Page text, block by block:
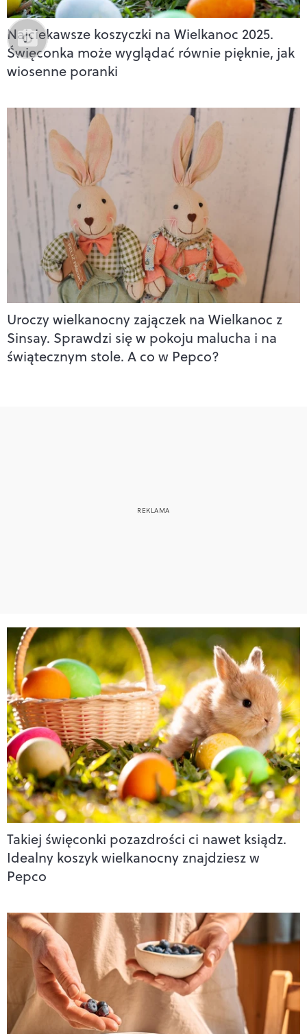
Najciekawsze koszyczki na Wielkanoc 2025.
Święconka może wyglądać równie pięknie, jak
wiosenne poranki
Uroczy wielkanocny zajączek na Wielkanoc z
Sinsay. Sprawdzi się w pokoju malucha i na
świątecznym stole. A co w Pepco?
Takiej święconki pozazdrości ci nawet ksiądz.
Idealny koszyk wielkanocny znajdziesz w
Pepco